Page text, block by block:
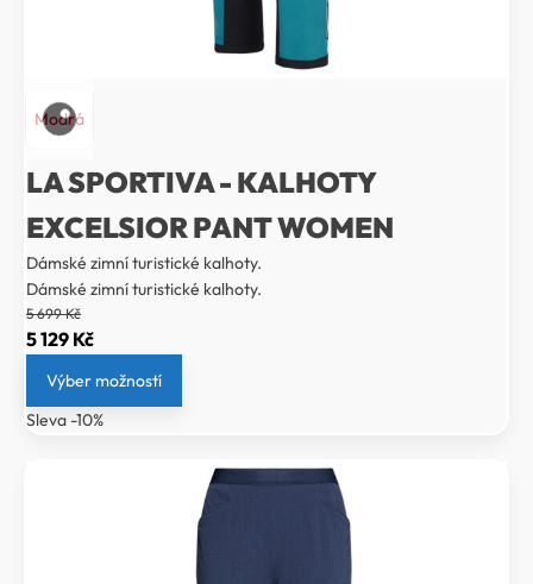
Modrá
LA SPORTIVA - KALHOTY
EXCELSIOR PANT WOMEN
Dámské zimní turistické kalhoty.
Dámské zimní turistické kalhoty.
5 699Kč
Původní
cena
byla:
5
5 129 KčAktuální
cena
5
Výber možností
Sleva -10%